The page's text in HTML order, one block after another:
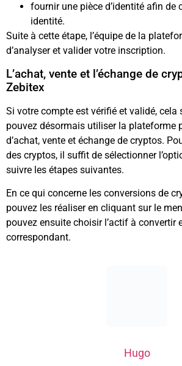
fournir une pièce d’identité afin de
identité.
Suite à cette étape, l’équipe de la
d’analyser et valider votre inscription.
L’achat, vente et l’échange de
Zebitex
Si votre compte est vérifié et validé, cela
pouvez désormais utiliser la plateforme
d’achat, vente et échange de cryptos.
des cryptos, il suffit de sélectionner l’option
suivre les étapes suivantes.
En ce qui concerne les conversions de
pouvez les réaliser en cliquant sur le menu
pouvez ensuite choisir l’actif à convertir
correspondant.
Hugo